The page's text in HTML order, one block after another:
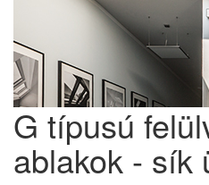
G típusú
ablakok - sík